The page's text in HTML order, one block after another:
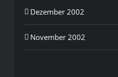
Dezember 2002
November 2002